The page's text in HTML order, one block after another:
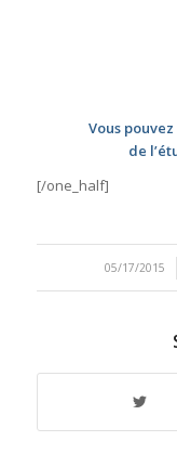
Vous
de
[/one_half]
05/17/2015
/